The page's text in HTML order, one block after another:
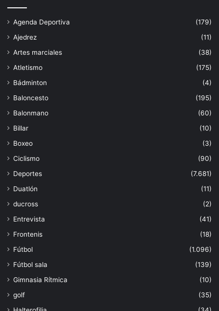
Agenda Deportiva
(179)
Ajedrez
(11)
Artes marciales
(38)
Atletismo
(175)
Bádminton
(4)
Baloncesto
(195)
Balonmano
(60)
Billar
(10)
Boxeo
(3)
Ciclismo
(90)
Deportes
(7.681)
Duatlón
(11)
ducross
(2)
Entrevista
(41)
Frontenis
(18)
Fútbol
(1.096)
Fútbol sala
(139)
Gimnasia Rítmica
(10)
golf
(35)